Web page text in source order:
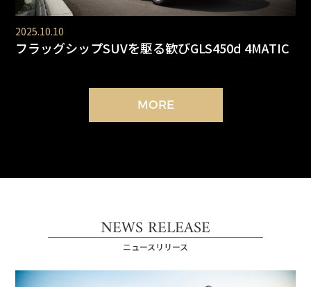
2025.10.10
フラッグシップSUVを駆る歓びGLS450d 4MATIC
MORE
NEWS RELEASE
ニュースリリース